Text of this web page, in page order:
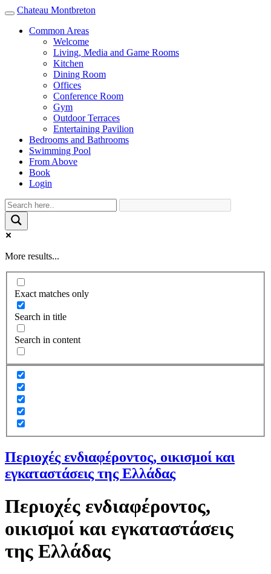
Toggle
navigation
Chateau Montbreton
Common Areas
Welcome
Living, Media and Game Rooms
Kitchen
Dining Room
Offices
Conference Room
Gym
Outdoor Terraces
Entertaining Pavilion
Bedrooms and Bathrooms
Swimming Pool
From Above
Book
Login
More results...
Exact matches only
Search in title
Search in content
Περιοχές ενδιαφέροντος, οικισμοί και
εγκαταστάσεις της Ελλάδας
Περιοχές ενδιαφέροντος,
οικισμοί και εγκαταστάσεις
της Ελλάδας